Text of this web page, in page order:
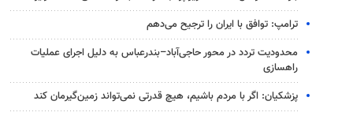
ترامپ: توافق با ایران را ترجیح می‌دهم
محدودیت تردد در محور حاجی‌آباد–بندرعباس به دلیل اجرای عملیات
راهسازی
پزشکیان: اگر با مردم باشیم، هیچ قدرتی نمی‌تواند زمین‌گیرمان کند